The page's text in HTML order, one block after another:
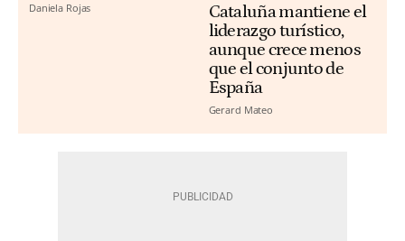
Daniela Rojas
Cataluña mantiene el
liderazgo turístico,
aunque crece menos
que el conjunto de
España
Gerard Mateo